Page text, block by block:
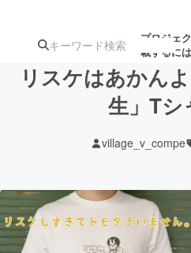
プロジェ
載するには
ターン
ジェクト
リスケはあかん
生」Tシ
village_v_compe